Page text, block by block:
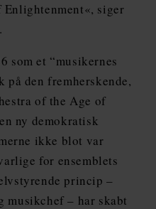
Enlightenment«, siger
som et “musikernes
den fremherskende,
of the Age of
ny demokratisk
ikke blot var
for ensemblets
princip –
musikchef – har skabt